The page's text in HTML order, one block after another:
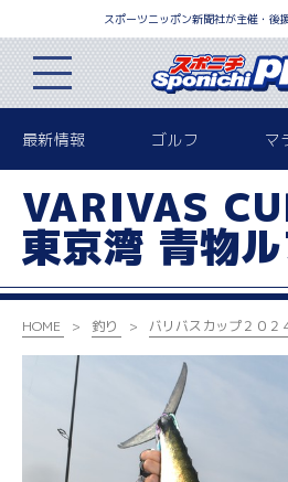
スポーツニッポン新聞社が主催・後
最新情報 ゴルフ マ
VARIVAS
東京湾 青物
HOME 釣り バリバスカップ２０２